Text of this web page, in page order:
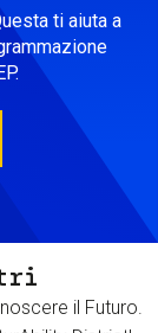
ti aiuta a
il Futuro.